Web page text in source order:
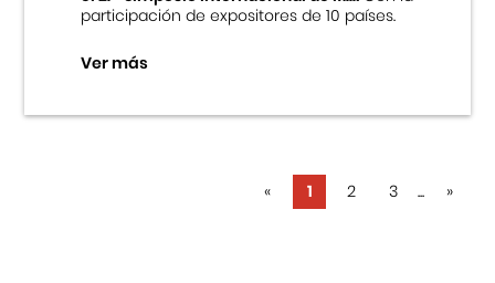
participación de expositores de 10 países.
Ver más
« 1 2 3 ... »